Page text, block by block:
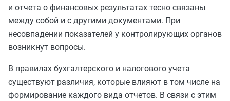
и отчета о финансовых результатах тесно связаны
между собой и с другими документами. При
несовпадении показателей у контролирующих органов
возникнут вопросы.
В правилах бухгалтерского и налогового учета
существуют различия, которые влияют в том числе на
формирование каждого вида отчетов. В связи с этим